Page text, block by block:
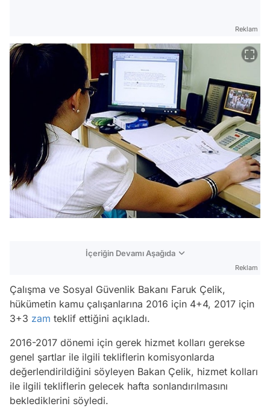
Reklam
İçeriğin Devamı Aşağıda
Reklam
Çalışma ve Sosyal Güvenlik Bakanı Faruk Çelik,
hükümetin kamu çalışanlarına 2016 için 4+4, 2017 için
3+3 zam teklif ettiğini açıkladı.
2016-2017 dönemi için gerek hizmet kolları gerekse
genel şartlar ile ilgili tekliflerin komisyonlarda
değerlendirildiğini söyleyen Bakan Çelik, hizmet kolları
ile ilgili tekliflerin gelecek hafta sonlandırılmasını
beklediklerini söyledi.